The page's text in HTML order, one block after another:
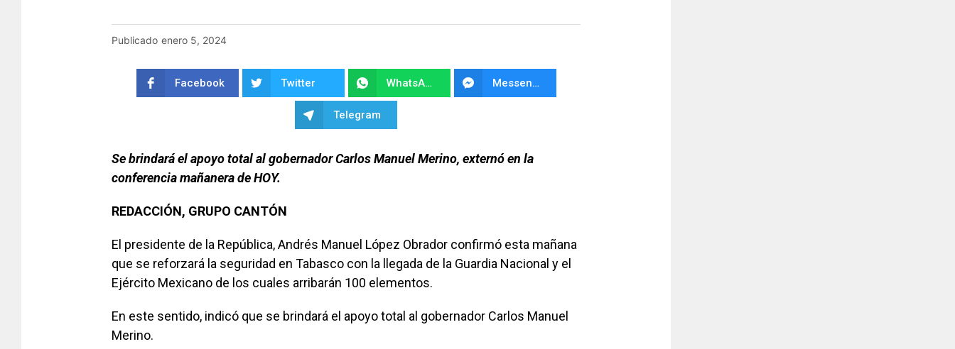
Publicado enero 5, 2024
Facebook Twitter WhatsApp Messenger
Telegram
Se brindará el apoyo total al gobernador Carlos Manuel Merino, externó en la
conferencia mañanera de HOY.
REDACCIÓN, GRUPO CANTÓN
El presidente de la República, Andrés Manuel López Obrador confirmó esta mañana
que se reforzará la seguridad en Tabasco con la llegada de la Guardia Nacional y el
Ejército Mexicano de los cuales arribarán 100 elementos.
En este sentido, indicó que se brindará el apoyo total al gobernador Carlos Manuel
Merino.